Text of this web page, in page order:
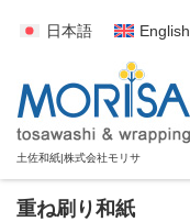
日本語 English
重ね刷り和紙